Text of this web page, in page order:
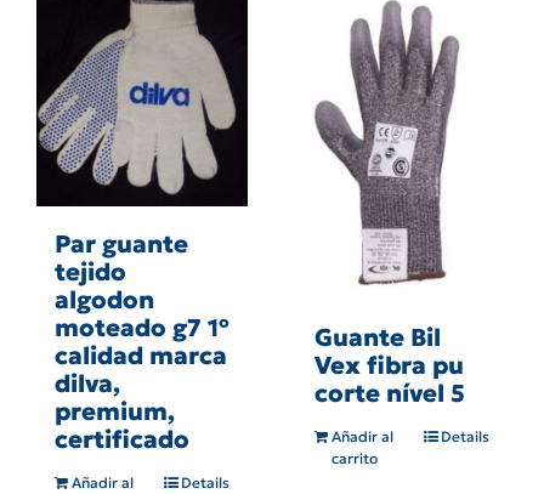
Par guante
tejido
algodon
moteado g7 1º
calidad marca
dilva,
premium,
certificado
Añadir al
Details
Guante Bil
Vex fibra pu
corte nível 5
Añadir al
carrito
Details